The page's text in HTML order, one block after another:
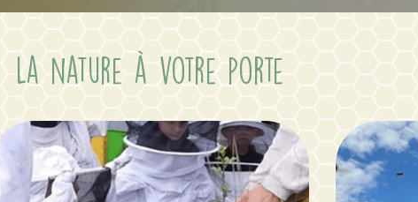
La nature à votre porte